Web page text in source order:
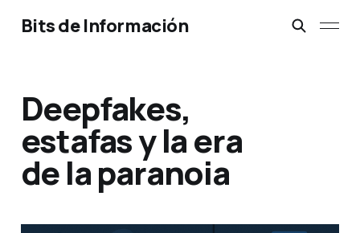
Bits de Información
Deepfakes,
estafas y la era
de la paranoia